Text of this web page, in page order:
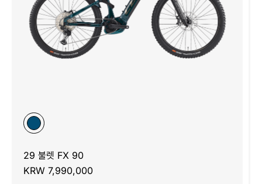
29 불렛 FX 90
KRW 7,990,000